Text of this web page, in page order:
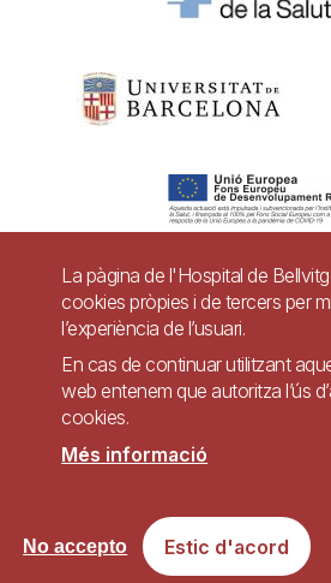
Pie
página
Contacte
Accessibilitat Avís legal
Lloc web accessible de conformitat amb el
setembre, sobre accessibilitat dels llocs web i
mòbils del sector
La pàgina de l'Hospital de
cookies pròpies i de tercers per
l’experiència de l’usuari.
En cas de continuar utilitzant
web entenem que autoritza l’ús
cookies.
Més informació
Estic d'acord
No accepto